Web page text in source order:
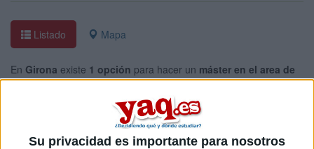
Su privacidad es importante para nosotros
Listado Mapa
En Girona existe 1 opción para hacer un máster en el area de
ciencias políticas y de la administración pública.
ampliar tu búsqueda a toda España
másters en ciencias políticas y de la administración pública entre
los que puedes elegir. Estos estudios están asociados a la rama
de Ciencias sociales y jurídicas.